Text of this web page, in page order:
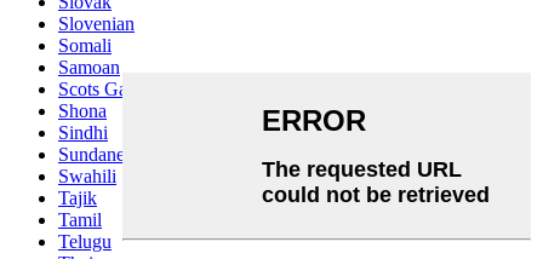
Slovenian
Somali
Samoan
Scots Gaelic
Shona
Sindhi
Sundanese
Swahili
Tajik
Tamil
Telugu